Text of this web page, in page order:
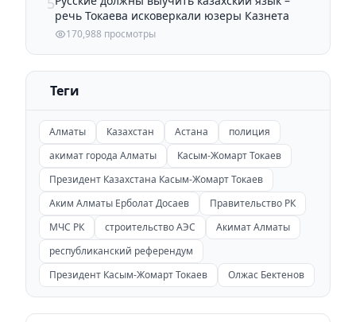
речь Токаева исковеркали юзеры Казнета
170,988 просмотры
Теги
Алматы Казахстан Астана
полиция
акимат города Алматы
Касым-Жомарт Токаев
Президент Казахстана Касым-Жомарт Токаев
Аким Алматы Ерболат Досаев
Правительство РК
МЧС РК
строительство АЭС
Акимат Алматы
республиканский референдум
Президент Касым-Жомарт Токаев
Олжас Бектенов